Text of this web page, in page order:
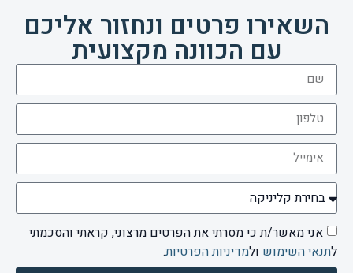
השאירו פרטים ונחזור אליכם
עם הכוונה מקצועית
אני מאשר/ת כי מסרתי את הפרטים מרצוני, קראתי והסכמתי
לתנאי השימוש ולמדיניות הפרטיות.